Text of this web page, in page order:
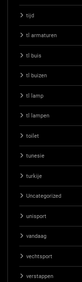
tijd
tl armaturen
tl buis
tl buizen
tl lamp
tl lampen
toilet
tunesie
turkije
Uncategorized
unisport
vandaag
vechtsport
verstappen